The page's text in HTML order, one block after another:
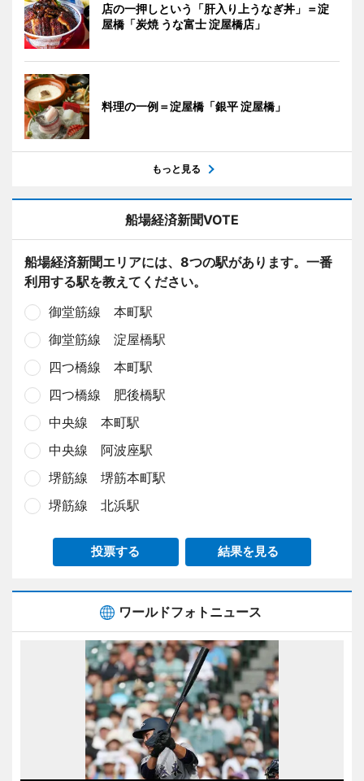
店の一押しという「肝入り上うなぎ丼」＝淀
屋橋「炭焼 うな富士 淀屋橋店」
料理の一例＝淀屋橋「銀平 淀屋橋」
もっと見る
船場経済新聞VOTE
船場経済新聞エリアには、8つの駅があります。一番
利用する駅を教えてください。
御堂筋線 本町駅
御堂筋線 淀屋橋駅
四つ橋線 本町駅
四つ橋線 肥後橋駅
中央線 本町駅
中央線 阿波座駅
堺筋線 堺筋本町駅
堺筋線 北浜駅
投票する 結果を見る
ワールドフォトニュース